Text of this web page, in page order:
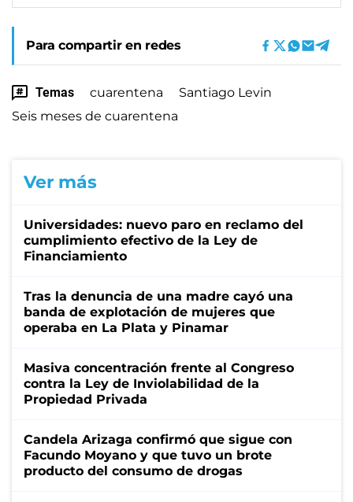
Para compartir en redes
Temas cuarentena
Santiago Levin
Seis meses de cuarentena
Ver más
Universidades: nuevo paro en reclamo del
cumplimiento efectivo de la Ley de
Financiamiento
Tras la denuncia de una madre cayó una
banda de explotación de mujeres que
operaba en La Plata y Pinamar
Masiva concentración frente al Congreso
contra la Ley de Inviolabilidad de la
Propiedad Privada
Candela Arizaga confirmó que sigue con
Facundo Moyano y que tuvo un brote
producto del consumo de drogas